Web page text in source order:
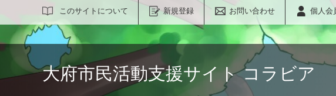
このサイトについて 新規登録 お問い合わせ 個人会
サイト内検索
大府市民活動支援サイト コラビア